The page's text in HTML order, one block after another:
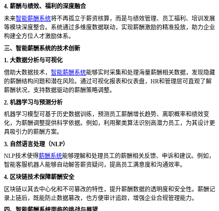
4. 薪酬与绩效、福利的深度融合
未来智能薪酬系统将不再孤立于薪资核算，而是与绩效管理、员工福利、培训发展
等模块深度整合。系统通过多维度数据联动，实现薪酬激励的精准投放，助力企业
构建全方位人才激励体系。
三、智能薪酬系统的技术创新
1. 大数据分析与可视化
借助大数据技术， 智能薪酬系统能够实时采集和处理海量薪酬相关数据，发现隐藏
的薪酬结构问题和潜在风险。通过可视化报表和仪表盘， HR和管理层可直观了解
薪酬状况，支持数据驱动的薪酬策略调整。
2. 机器学习与预测分析
机器学习模型可基于历史数据训练，预测员工薪酬增长趋势、离职概率和绩效变
化，为薪酬调整提供科学依据。例如，利用聚类算法识别高潜力员工，为其设计更
具吸引力的薪酬方案。
3. 自然语言处理（NLP）
NLP技术使得薪酬系统能够理解和处理员工的薪酬相关反馈、申诉和建议。例如，
智能客服机器人能够自动解答薪资疑问，提高员工满意度和沟通效率。
4. 区块链技术保障薪酬安全
区块链以其去中心化和不可篡改的特性，提升薪酬数据的透明度和安全性。薪酬记
录上链后，既能防止数据篡改，也方便审计追踪，增强企业合规管理能力。